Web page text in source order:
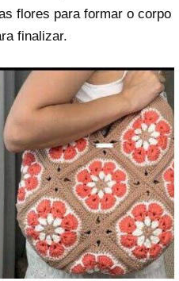
flores para formar o corpo
finalizar.